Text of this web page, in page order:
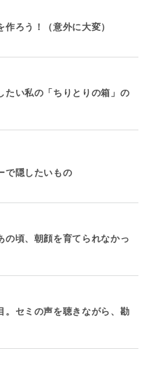
作ろう！（意外に大変）
たい私の「ちりとりの箱」の
で隠したいもの
の頃、朝顔を育てられなかっ
。セミの声を聴きながら、勘